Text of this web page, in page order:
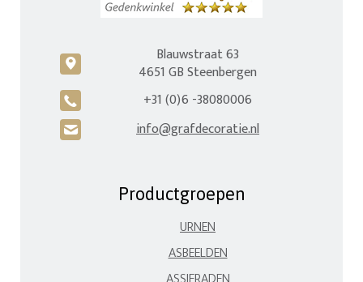
c
Blauwstraat 63
4651 GB Steenbergen
A +31 (0)6 -38080006
H info@grafdecoratie.nl
Productgroepen
URNEN
ASBEELDEN